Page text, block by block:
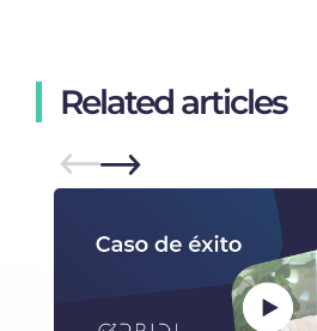
Related articles